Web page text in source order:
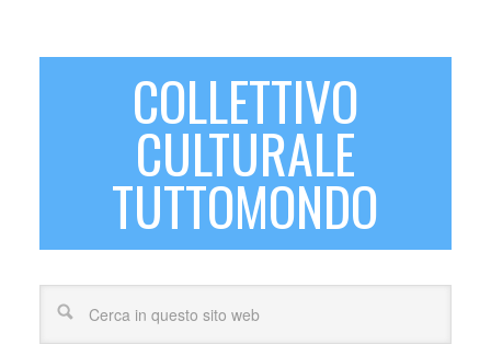
COLLETTIVO
CULTURALE
TUTTOMONDO